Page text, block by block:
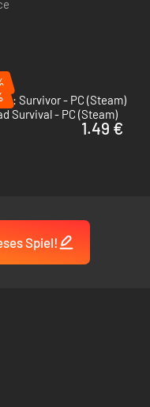
Survivor - PC (Steam)
Survival - PC (Steam)
1.49 €
Spiel!